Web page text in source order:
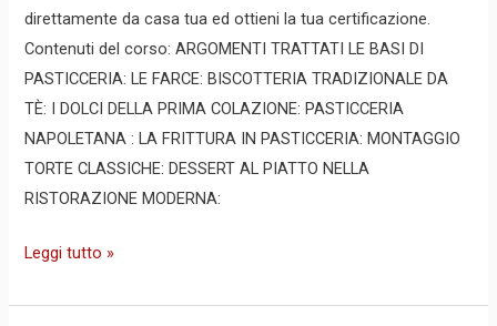
direttamente da casa tua ed ottieni la tua certificazione.
Contenuti del corso: ARGOMENTI TRATTATI LE BASI DI
PASTICCERIA: LE FARCE: BISCOTTERIA TRADIZIONALE DA
TÈ: I DOLCI DELLA PRIMA COLAZIONE: PASTICCERIA
NAPOLETANA : LA FRITTURA IN PASTICCERIA: MONTAGGIO
TORTE CLASSICHE: DESSERT AL PIATTO NELLA
RISTORAZIONE MODERNA:
Leggi tutto »